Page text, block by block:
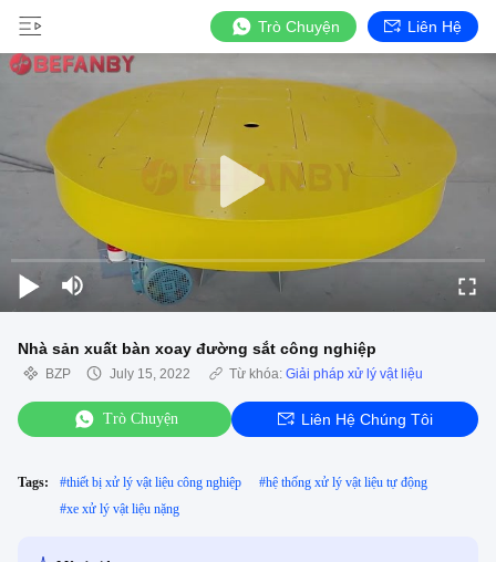
Trò Chuyện Liên Hệ
Nhà sản xuất bàn xoay đường sắt công nghiệp
BZP July 15, 2022 Từ khóa: Giải pháp xử lý vật liệu
Trò Chuyện Liên Hệ Chúng Tôi
Tags: #thiết bị xử lý vật liệu công nghiệp #hệ thống xử lý vật liệu tự động
#xe xử lý vật liệu nặng